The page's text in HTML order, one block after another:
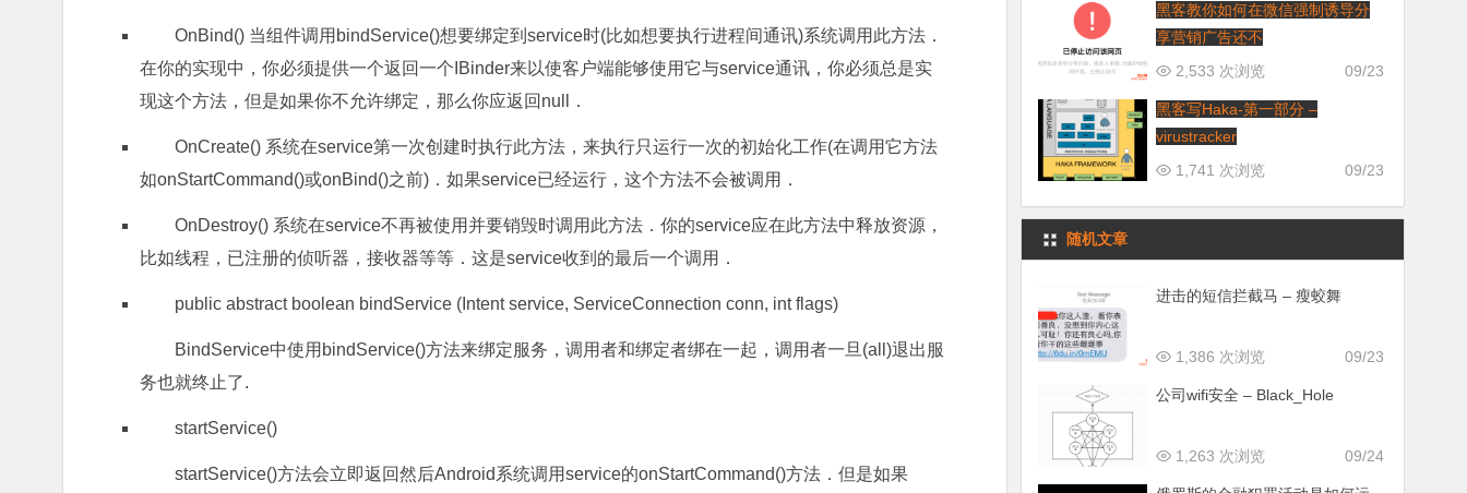
OnBind() 当组件调用bindService()想要绑定到service时(比如想要执行进程间通讯)系统调用此方法．
在你的实现中，你必须提供一个返回一个IBinder来以使客户端能够使用它与service通讯，你必须总是实
现这个方法，但是如果你不允许绑定，那么你应返回null．
OnCreate() 系统在service第一次创建时执行此方法，来执行只运行一次的初始化工作(在调用它方法
如onStartCommand()或onBind()之前)．如果service已经运行，这个方法不会被调用．
OnDestroy() 系统在service不再被使用并要销毁时调用此方法．你的service应在此方法中释放资源，
比如线程，已注册的侦听器，接收器等等．这是service收到的最后一个调用．
public abstract boolean bindService (Intent service, ServiceConnection conn, int flags)
BindService中使用bindService()方法来绑定服务，调用者和绑定者绑在一起，调用者一旦(all)退出服
务也就终止了.
startService()
startService()方法会立即返回然后Android系统调用service的onStartCommand()方法．但是如果
黑客教你如何在微信强制诱导分
享营销广告还不
09/23
2,533 次浏览
黑客写Haka-第一部分 –
virustracker
09/23
1,741 次浏览
随机文章
进击的短信拦截马 – 瘦蛟舞
09/23
1,386 次浏览
公司wifi安全 – Black_Hole
09/24
1,263 次浏览